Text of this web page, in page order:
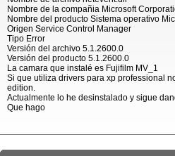
Nombre de la compañia Microsoft
Nombre del producto Sistema operativo
Origen Service Control Manager
Tipo Error
Versión del archivo 5.1.2600.0
Versión del producto 5.1.2600.0
La camara que instalé es Fujifilm MV_1
Si que utiliza drivers para xp professional
edition.
Actualmente lo he desinstalado y sigue
Que hago